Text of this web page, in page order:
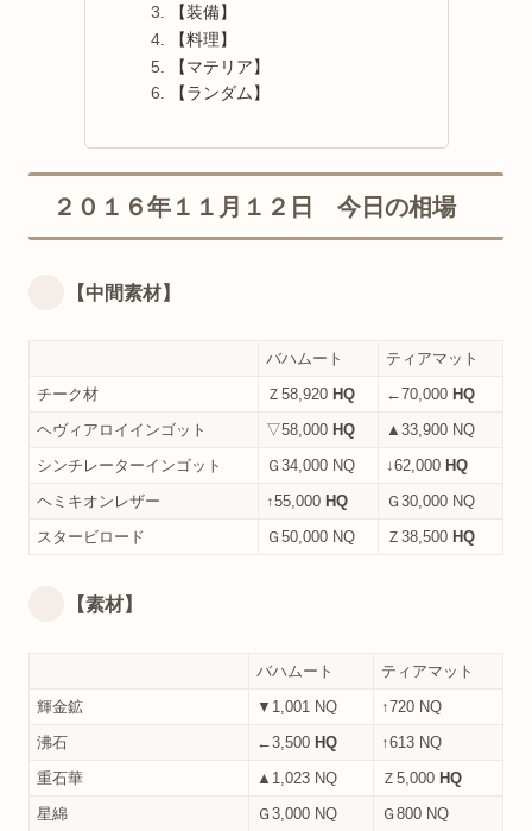
【装備】
【料理】
【マテリア】
【ランダム】
２０１６年１１月１２日 今日の相場
【中間素材】
バハムート
ティアマット
チーク材
Ｚ58,920 HQ ←70,000 HQ
ヘヴィアロイインゴット
▽58,000 HQ
▲33,900 NQ
シンチレーターインゴット
Ｇ34,000 NQ ↓62,000 HQ
ヘミキオンレザー
↑55,000 HQ
Ｇ30,000 NQ
スタービロード
Ｇ50,000 NQ Ｚ38,500 HQ
【素材】
バハムート
ティアマット
輝金鉱
▼1,001 NQ
↑720 NQ
沸石
←3,500 HQ
↑613 NQ
重石華
▲1,023 NQ Ｚ5,000 HQ
星綿
Ｇ3,000 NQ
Ｇ800 NQ